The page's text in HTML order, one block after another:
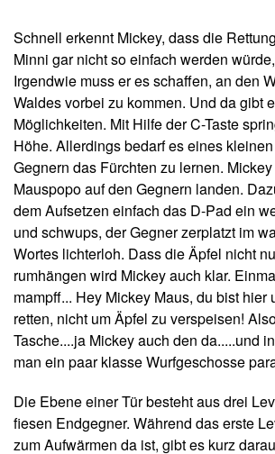
Schnell erkennt Mickey, dass die
Minni gar nicht so einfach werden
Irgendwie muss er es schaffen, an den
Waldes vorbei zu kommen. Und da gibt
Möglichkeiten. Mit Hilfe der C-Taste
Höhe. Allerdings bedarf es eines
Gegnern das Fürchten zu lernen.
Mauspopo auf den Gegnern landen.
dem Aufsetzen einfach das D-Pad ein
und schwups, der Gegner zerplatzt im
Wortes lichterloh. Dass die Äpfel nicht
rumhängen wird Mickey auch klar.
mampff... Hey Mickey Maus, du bist hier
retten, nicht um Äpfel zu verspeisen!
Tasche....ja Mickey auch den da.....und
man ein paar klasse Wurfgeschosse
Die Ebene einer Tür besteht aus drei
fiesen Endgegner. Während das erste
zum Aufwärmen da ist, gibt es kurz